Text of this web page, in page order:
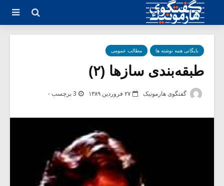
بایگانی همه نوشته ها مطالب عمومی
طبقه‌بندی سازها (۲)
گفتگوی هارمونیک ۲۷ فروردین ۱۳۸۹ 3 برچسب -